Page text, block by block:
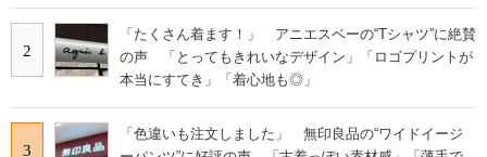
2
「たくさん着ます！」 アニエスベーの“Tシャツ”に絶賛
の声 「とってもきれいなデザイン」「ロゴプリントが
本当にすてき」「着心地も◎」
3
「色違いも注文しました」 無印良品の“ワイドイージ